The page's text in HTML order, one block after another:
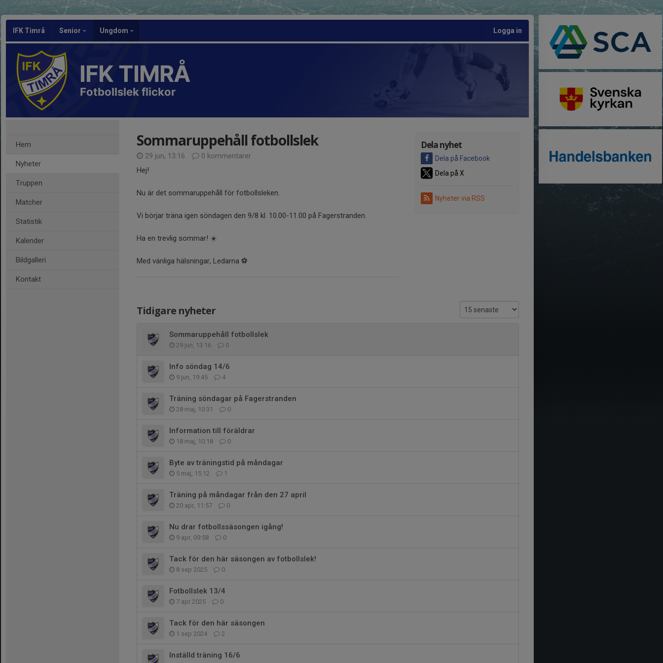
IFK Timrå Senior Ungdom Logga in
IFK TIMRÅ
Fotbollslek flickor
Hem
Nyheter
Truppen
Matcher
Statistik
Kalender
Bildgalleri
Kontakt
Dela nyhet
Dela på Facebook
Dela på X
Nyheter via RSS
Sommaruppehåll fotbollslek
29 jun, 13:16
0 kommentarer
Hej!
Nu är det sommaruppehåll för fotbollsleken.
Vi börjar träna igen söndagen den 9/8 kl. 10.00-11.00 på Fagerstranden.
Ha en trevlig sommar! ☀️
Med vänliga hälsningar, Ledarna ⚽️
Tidigare nyheter
Sommaruppehåll fotbollslek
29 jun, 13:16 0
Info söndag 14/6
9 jun, 19:45 4
Träning söndagar på Fagerstranden
28 maj, 10:31 0
Information till föräldrar
18 maj, 10:18 0
Byte av träningstid på måndagar
5 maj, 15:12 1
Träning på måndagar från den 27 april
20 apr, 11:57 0
Nu drar fotbollssäsongen igång!
9 apr, 09:58 0
Tack för den här säsongen av fotbollslek!
8 sep 2025 0
Fotbollslek 13/4
7 apr 2025 0
Tack för den här säsongen
1 sep 2024 2
Inställd träning 16/6